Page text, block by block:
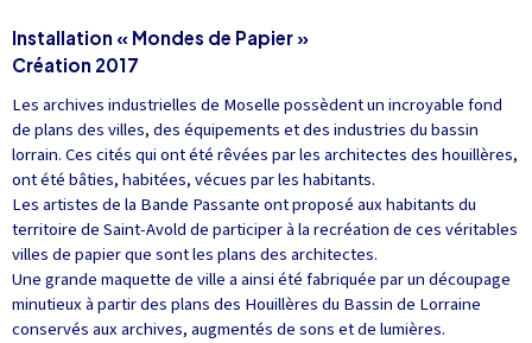
Installation « Mondes de Papier »
Création 2017
Les archives industrielles de Moselle possèdent un incroyable fond
de plans des villes, des équipements et des industries du bassin
lorrain. Ces cités qui ont été rêvées par les architectes des houillères,
ont été bâties, habitées, vécues par les habitants.
Les artistes de la Bande Passante ont proposé aux habitants du
territoire de Saint-Avold de participer à la recréation de ces véritables
villes de papier que sont les plans des architectes.
Une grande maquette de ville a ainsi été fabriquée par un découpage
minutieux à partir des plans des Houillères du Bassin de Lorraine
conservés aux archives, augmentés de sons et de lumières.